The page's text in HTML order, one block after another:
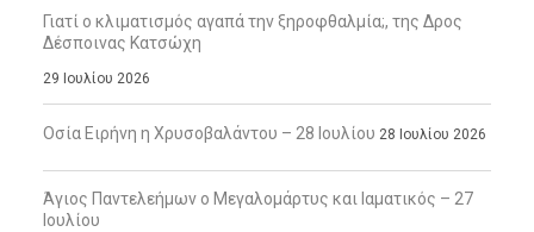
Γιατί ο κλιματισμός αγαπά την ξηροφθαλμία;, της Δρος
Δέσποινας Κατσώχη
29 Ιουλίου 2026
Οσία Ειρήνη η Χρυσοβαλάντου – 28 Ιουλίου 28 Ιουλίου 2026
Άγιος Παντελεήμων ο Μεγαλομάρτυς και Ιαματικός – 27
Ιουλίου